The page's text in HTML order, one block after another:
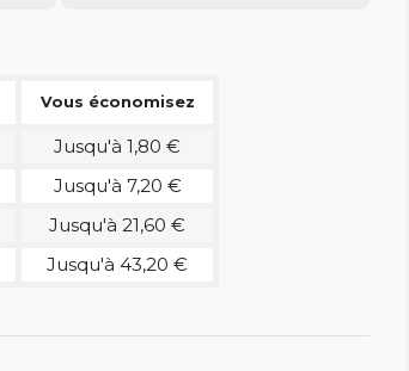
Vous économisez
Jusqu'à 1,80 €
Jusqu'à 7,20 €
Jusqu'à 21,60 €
Jusqu'à 43,20 €